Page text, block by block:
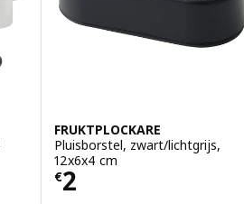
FRUKTPLOCKARE
Pluisborstel, zwart/lichtgrijs,
12x6x4 cm
€2
Prijs € 2